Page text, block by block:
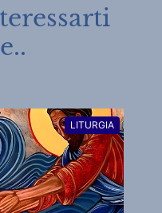
LITURGIA